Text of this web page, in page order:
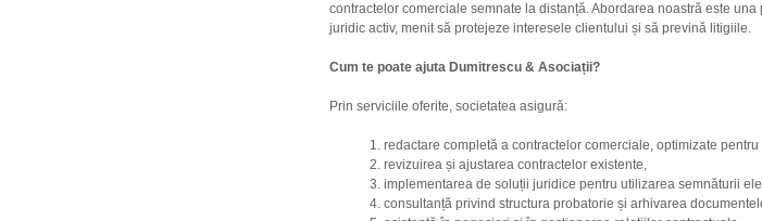
contractelor comerciale semnate la distanță. Abordarea noastră este
juridic activ, menit să protejeze interesele clientului și să prevină litigiile.
Cum te poate ajuta Dumitrescu & Asociații?
Prin serviciile oferite, societatea asigură:
redactare completă a contractelor comerciale, optimizate
revizuirea și ajustarea contractelor existente,
implementarea de soluții juridice pentru utilizarea semnăturii
consultanță privind structura probatorie și arhivarea